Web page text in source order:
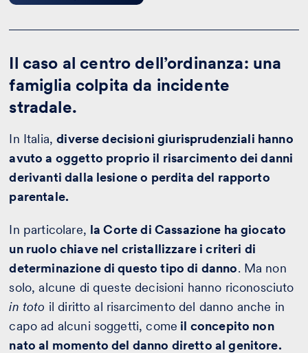
Il caso al centro dell’ordinanza: una
famiglia colpita da incidente
stradale.
In Italia,diverse decisioni giurisprudenziali hanno
avuto a oggetto proprio il risarcimento dei danni
derivanti dalla lesione o perdita del rapporto
parentale.
In particolare, la Corte di Cassazione ha giocato
un ruolo chiave nel cristallizzare i criteri di
determinazione di questo tipo di danno. Ma non
solo, alcune di queste decisioni hanno riconosciuto
in toto il diritto al risarcimento del danno anche in
capo ad alcuni soggetti, come il concepito non
nato al momento del danno diretto al genitore.